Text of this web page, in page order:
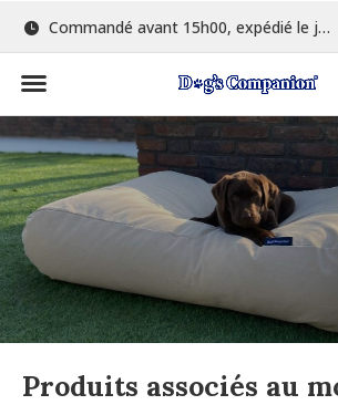
le jour même Le plus grand choix de couleurs et
Produits associés au